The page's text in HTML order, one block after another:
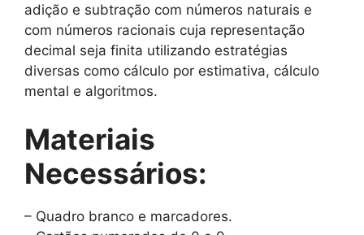
adição e subtração com números naturais e
com números racionais cuja representação
decimal seja finita utilizando estratégias
diversas como cálculo por estimativa, cálculo
mental e algoritmos.
Materiais
Necessários:
– Quadro branco e marcadores.